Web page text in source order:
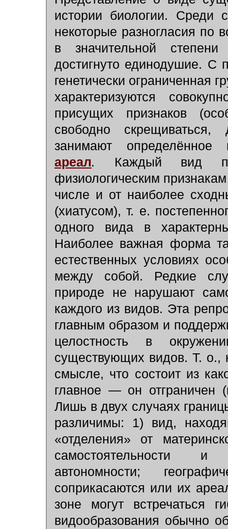
истории биологии. Среди
некоторые разногласия по
в значительной
достигнуто единодушие. С
генетически ограниченная
характеризуются
присущих признаков
свободно
занимают определённое
ареал.
Каждый вид по
физиологическим
числе и от наиболее
(хиатусом), т. е.
одного вида в
Наиболее важная форма
естественных условиях
между собой. Редкие
природе не нарушают
каждого из видов. Эта
главным образом и
целостность в
существующих видов. Т. о.,
смысле, что состоит из
главное — он отграничен
Лишь в двух случаях
различимы: 1) вид,
«отделения» от
самостоятельности и
автономности;
соприкасаются или их
зоне могут встречаться
видообразования обычно